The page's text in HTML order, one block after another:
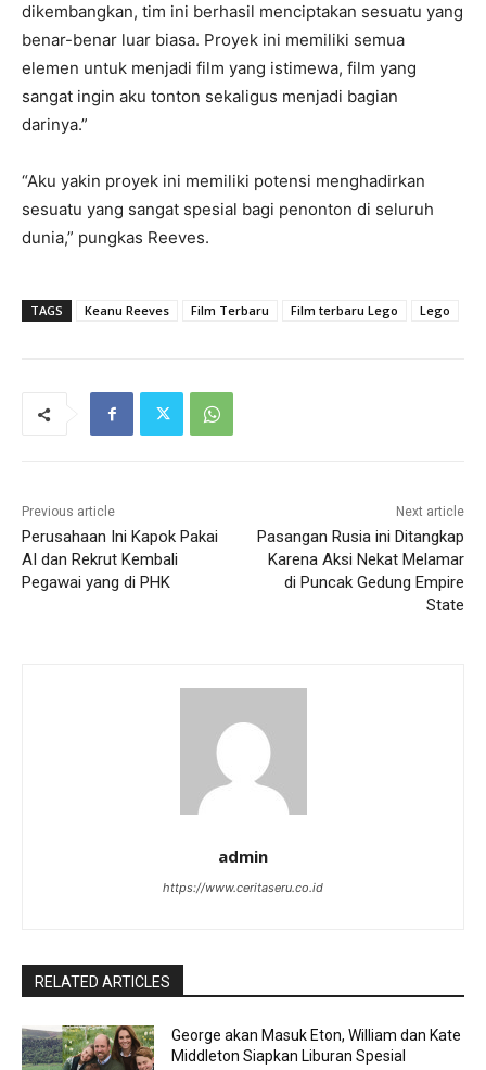
dikembangkan, tim ini berhasil menciptakan sesuatu yang
benar-benar luar biasa. Proyek ini memiliki semua
elemen untuk menjadi film yang istimewa, film yang
sangat ingin aku tonton sekaligus menjadi bagian
darinya.”
“Aku yakin proyek ini memiliki potensi menghadirkan
sesuatu yang sangat spesial bagi penonton di seluruh
dunia,” pungkas Reeves.
TAGS Keanu Reeves Film Terbaru Film terbaru Lego Lego
Previous article
Perusahaan Ini Kapok Pakai
AI dan Rekrut Kembali
Pegawai yang di PHK
Next article
Pasangan Rusia ini Ditangkap
Karena Aksi Nekat Melamar
di Puncak Gedung Empire
State
admin
https://www.ceritaseru.co.id
RELATED ARTICLES
George akan Masuk Eton, William dan Kate
Middleton Siapkan Liburan Spesial